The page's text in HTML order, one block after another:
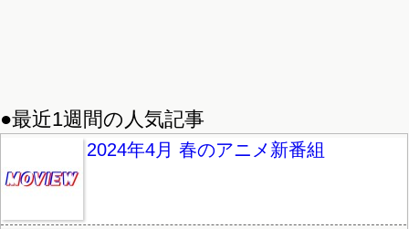
●最近1週間の人気記事
2024年4月 春のアニメ新番組